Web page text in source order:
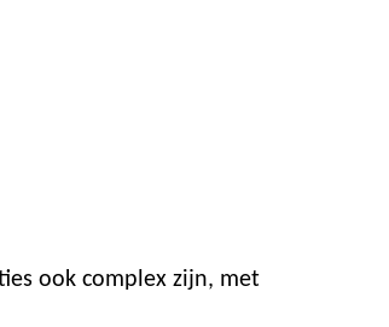
ook complex zijn, met